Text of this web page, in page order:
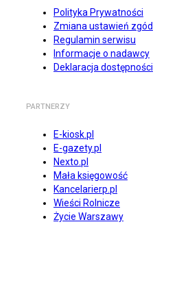
Polityka Prywatności
Zmiana ustawień zgód
Regulamin serwisu
Informacje o nadawcy
Deklaracja dostępności
PARTNERZY
E-kiosk.pl
E-gazety.pl
Nexto.pl
Mała księgowość
Kancelarierp.pl
Wieści Rolnicze
Życie Warszawy